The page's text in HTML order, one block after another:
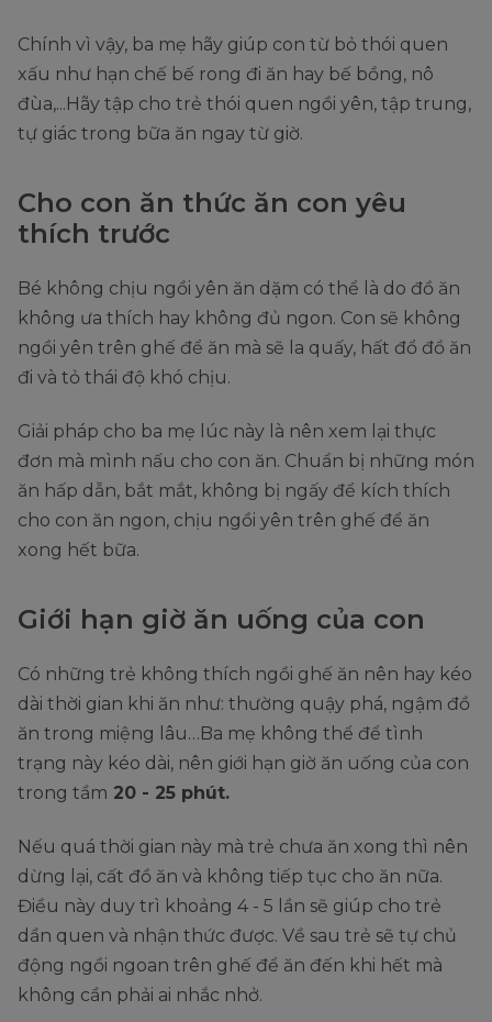
Chính vì vậy, ba mẹ hãy giúp con từ bỏ thói quen
xấu như hạn chế bế rong đi ăn hay bế bồng, nô
đùa,...Hãy tập cho trẻ thói quen ngồi yên, tập trung,
tự giác trong bữa ăn ngay từ giờ.
Cho con ăn thức ăn con yêu
thích trước
Bé không chịu ngồi yên ăn dặm có thể là do đồ ăn
không ưa thích hay không đủ ngon. Con sẽ không
ngồi yên trên ghế để ăn mà sẽ la quấy, hất đổ đồ ăn
đi và tỏ thái độ khó chịu.
Giải pháp cho ba mẹ lúc này là nên xem lại thực
đơn mà mình nấu cho con ăn. Chuẩn bị những món
ăn hấp dẫn, bắt mắt, không bị ngấy để kích thích
cho con ăn ngon, chịu ngồi yên trên ghế để ăn
xong hết bữa.
Giới hạn giờ ăn uống của con
Có những trẻ không thích ngồi ghế ăn nên hay kéo
dài thời gian khi ăn như: thường quậy phá, ngậm đồ
ăn trong miệng lâu…Ba mẹ không thể để tình
trạng này kéo dài, nên giới hạn giờ ăn uống của con
trong tầm 20 - 25 phút.
Nếu quá thời gian này mà trẻ chưa ăn xong thì nên
dừng lại, cất đồ ăn và không tiếp tục cho ăn nữa.
Điều này duy trì khoảng 4 - 5 lần sẽ giúp cho trẻ
dần quen và nhận thức được. Về sau trẻ sẽ tự chủ
động ngồi ngoan trên ghế để ăn đến khi hết mà
không cần phải ai nhắc nhở.